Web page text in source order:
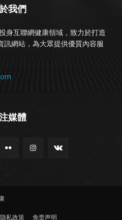
我們
身互聯網健康領域，致力於打造
網站，為大眾提供優質內容服
媒體
隐私政策 免责声明